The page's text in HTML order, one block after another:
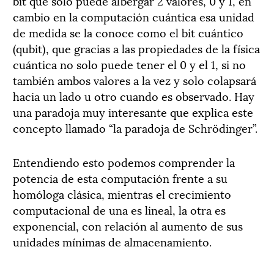
cambio en la computación cuántica esa unidad
de medida se la conoce como el bit cuántico
(qubit), que gracias a las propiedades de la física
cuántica no solo puede tener el 0 y el 1, si no
también ambos valores a la vez y solo colapsará
hacia un lado u otro cuando es observado. Hay
una paradoja muy interesante que explica este
concepto llamado “la paradoja de Schrödinger”.
Entendiendo esto podemos comprender la
potencia de esta computación frente a su
homóloga clásica, mientras el crecimiento
computacional de una es lineal, la otra es
exponencial, con relación al aumento de sus
unidades mínimas de almacenamiento.